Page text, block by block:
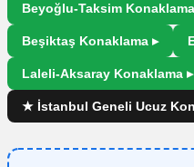
Beyoğlu-Taksim
Beşiktaş Konaklama ▸
Laleli-Aksaray Konaklama ▸
★ İstanbul Geneli Ucuz